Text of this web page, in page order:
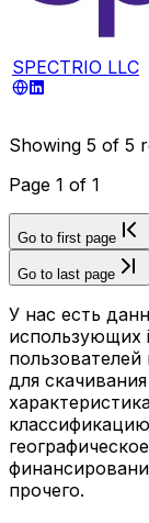
SPECTRIO LLC
Showing 5 of 5
Page 1 of 1
Go to first page
Go to last page
У нас есть
использующих
для
прочего.